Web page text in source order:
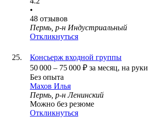
•
48 отзывов
Пермь, р-н Индустриальный
Откликнуться
Консьерж входной группы
50 000 – 75 000 ₽ за месяц, на руки
Без опыта
Махов Илья
Пермь, р-н Ленинский
Можно без резюме
Откликнуться